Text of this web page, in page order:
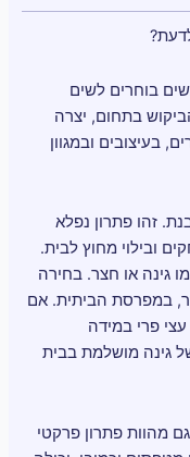
בוחרים לשים
בתחום, יצרה
ובמגוון
פתרון נפלא
מחוץ לבית.
או חצר. בחירה
הביתית. אם
פרי במידה
מושלמת בבית
פתרון פרקטי